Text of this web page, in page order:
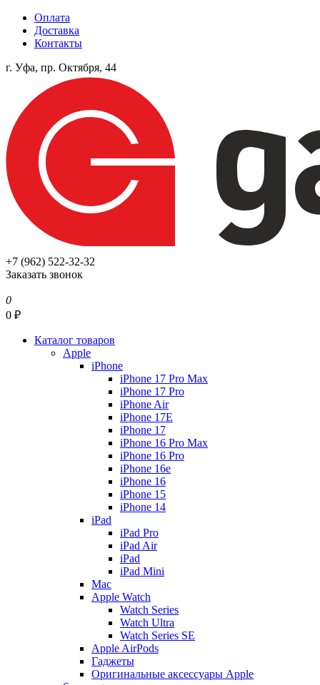
Оплата
Доставка
Контакты
г. Уфа, пр. Октября, 44
+7 (962) 522-32-32
Заказать звонок
0
0 ₽
Каталог товаров
Apple
iPhone
iPhone 17 Pro Max
iPhone 17 Pro
iPhone Air
iPhone 17E
iPhone 17
iPhone 16 Pro Max
iPhone 16 Pro
iPhone 16e
iPhone 16
iPhone 15
iPhone 14
iPad
iPad Pro
iPad Air
iPad
iPad Mini
Mac
Apple Watch
Watch Series
Watch Ultra
Watch Series SE
Apple AirPods
Гаджеты
Оригинальные аксессуары Apple